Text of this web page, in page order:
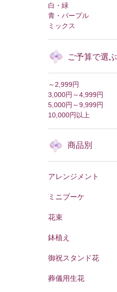
白・緑
青・パープル
ミックス
ご予算で選ぶ
～2,999円
3,000円～4,999円
5,000円～9,999円
10,000円以上
商品別
アレンジメント
ミニブーケ
花束
鉢植え
御祝スタンド花
葬儀用生花